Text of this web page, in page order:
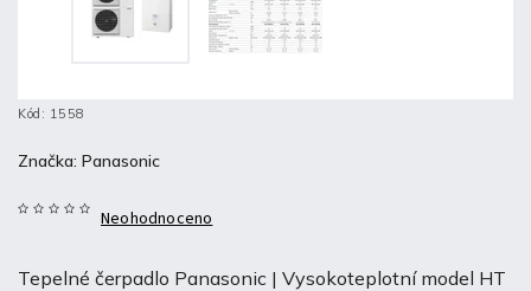
Kód: 1558
Neohodnoceno
Tepelné čerpadlo Panasonic | Vysokoteplotní model HT
Značka: Panasonic